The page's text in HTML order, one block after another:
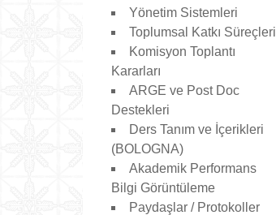
Yönetim Sistemleri
Toplumsal Katkı Süreçleri
Komisyon Toplantı
Kararları
ARGE ve Post Doc
Destekleri
Ders Tanım ve İçerikleri
(BOLOGNA)
Akademik Performans
Bilgi Görüntüleme
Paydaşlar / Protokoller